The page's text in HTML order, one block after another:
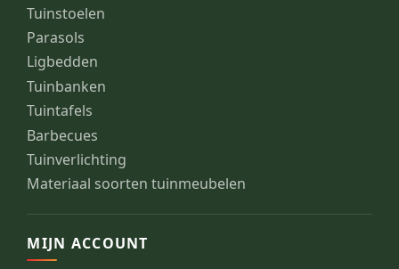
Tuinstoelen
Parasols
Ligbedden
Tuinbanken
Tuintafels
Barbecues
Tuinverlichting
Materiaal soorten tuinmeubelen
MIJN ACCOUNT